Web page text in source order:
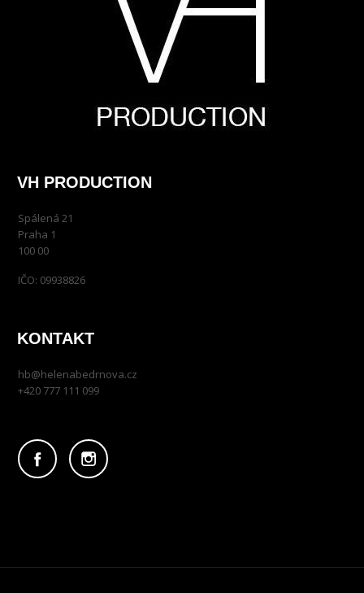
VH PRODUCTION
Spálená 21
Praha 1
100 00
IČO: 09938826
KONTAKT
hb@helenabedrnova.cz
+420 777 111 099